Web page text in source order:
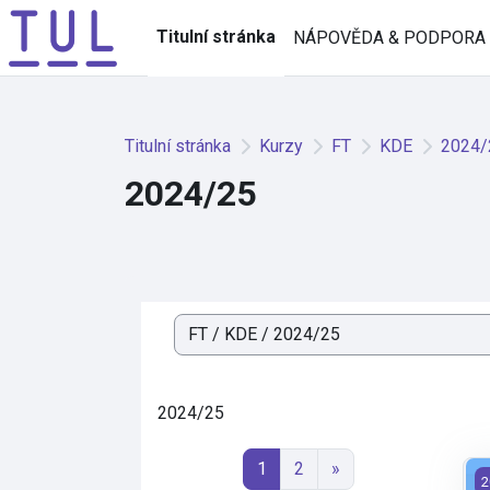
Přejít k hlavnímu obsahu
Titulní stránka
NÁPOVĚDA & PODPORA
Titulní stránka Kurzy FT KDE 2024/
2024/25
Kategorie kurzů
2024/25
1 Stránka 1
2 Stránka 2
»